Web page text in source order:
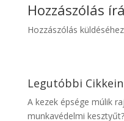
Hozzászólás
Hozzászólás küldéséhez
Legutóbbi
A kezek épsége múlik
munkavédelmi kesztyűt?